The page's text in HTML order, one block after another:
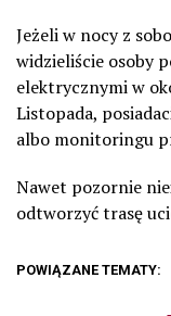
Jeżeli w nocy z
widzieliście osoby
elektrycznymi w
Listopada,
albo monitoringu
Nawet pozornie
odtworzyć trasę
POWIĄZANE TEMATY: